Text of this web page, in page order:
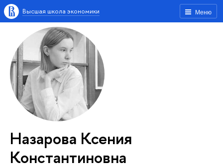
Меню
Высшая школа экономики
Назарова Ксения
Константиновна